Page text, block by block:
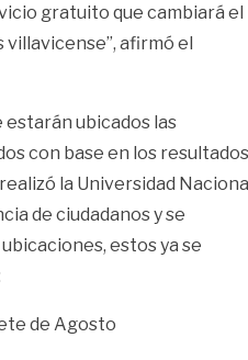
gratuito que cambiará el
villavicense”, afirmó el
ubicados las
con base en los resultados
la Universidad
de ciudadanos y se
estos ya se
de Agosto